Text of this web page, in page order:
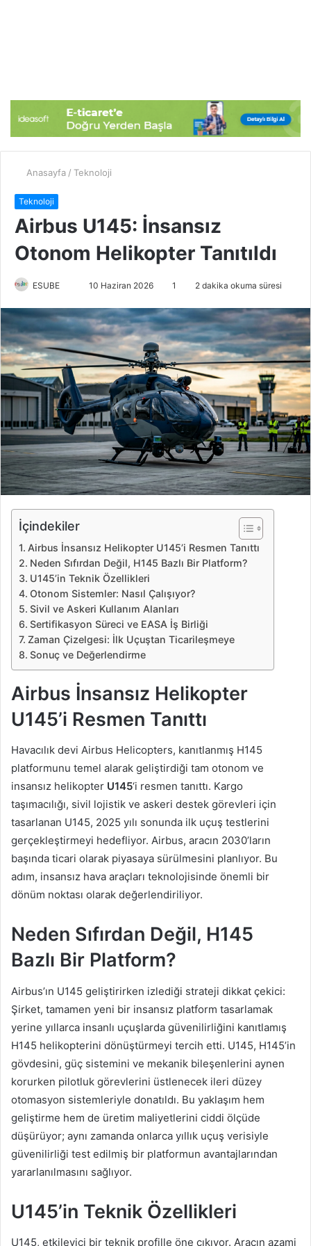
Anasayfa / Teknoloji
Teknoloji
Airbus U145: İnsansız
Otonom Helikopter Tanıtıldı
ESUBE
r
e
-
p
o
s
t
a
g
ö
n
m
e
10 Haziran 2026 1 2 dakika okuma süresi
İçindekiler
Airbus İnsansız Helikopter U145’i Resmen Tanıttı
Neden Sıfırdan Değil, H145 Bazlı Bir Platform?
U145’in Teknik Özellikleri
Otonom Sistemler: Nasıl Çalışıyor?
Sivil ve Askeri Kullanım Alanları
Sertifikasyon Süreci ve EASA İş Birliği
Zaman Çizelgesi: İlk Uçuştan Ticarileşmeye
Sonuç ve Değerlendirme
Airbus İnsansız Helikopter
U145’i Resmen Tanıttı
Havacılık devi Airbus Helicopters, kanıtlanmış H145
platformunu temel alarak geliştirdiği tam otonom ve
insansız helikopter U145‘i resmen tanıttı. Kargo
taşımacılığı, sivil lojistik ve askeri destek görevleri için
tasarlanan U145, 2025 yılı sonunda ilk uçuş testlerini
gerçekleştirmeyi hedefliyor. Airbus, aracın 2030’ların
başında ticari olarak piyasaya sürülmesini planlıyor. Bu
adım, insansız hava araçları teknolojisinde önemli bir
dönüm noktası olarak değerlendiriliyor.
Neden Sıfırdan Değil, H145
Bazlı Bir Platform?
Airbus’ın U145 geliştirirken izlediği strateji dikkat çekici:
Şirket, tamamen yeni bir insansız platform tasarlamak
yerine yıllarca insanlı uçuşlarda güvenilirliğini kanıtlamış
H145 helikopterini dönüştürmeyi tercih etti. U145, H145’in
gövdesini, güç sistemini ve mekanik bileşenlerini aynen
korurken pilotluk görevlerini üstlenecek ileri düzey
otomasyon sistemleriyle donatıldı. Bu yaklaşım hem
geliştirme hem de üretim maliyetlerini ciddi ölçüde
düşürüyor; aynı zamanda onlarca yıllık uçuş verisiyle
güvenilirliği test edilmiş bir platformun avantajlarından
yararlanılmasını sağlıyor.
U145’in Teknik Özellikleri
U145, etkileyici bir teknik profille öne çıkıyor. Aracın azami